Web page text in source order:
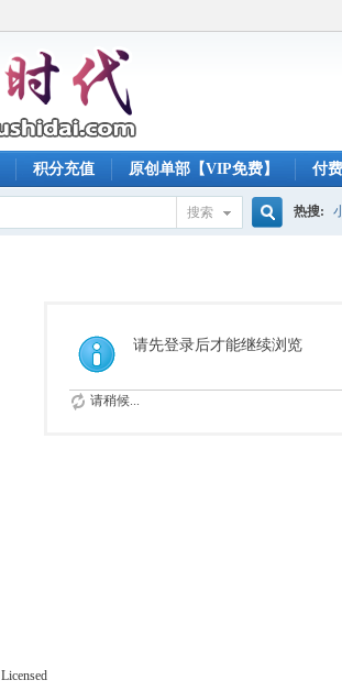
积分充值 原创单部【VIP免费】 付
搜索
索
热搜:
请先登录后才能继续浏览
请稍候...
Licensed